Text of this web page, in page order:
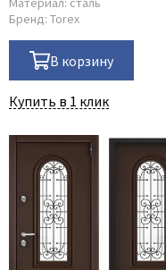
Бренд: Torex
В корзину
Купить в 1 клик